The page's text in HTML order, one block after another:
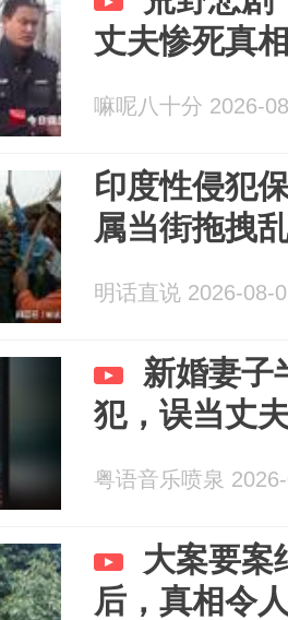
丈夫惨死真
嘛呢八十分 2026-
印度性侵犯
属当街拖拽
明话直说 2026-08-
新婚妻子
犯，误当丈
粤语音乐喷泉
大案要案
后，真相令